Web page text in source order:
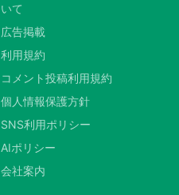
いて
広告掲載
利用規約
コメント投稿利用規約
個人情報保護方針
SNS利用ポリシー
AIポリシー
会社案内